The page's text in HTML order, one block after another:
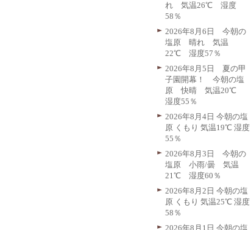
れ 気温26℃ 湿度
58％
2026年8月6日 今朝の
塩原 晴れ 気温
22℃ 湿度57％
2026年8月5日 夏の甲
子園開幕！ 今朝の塩
原 快晴 気温20℃
湿度55％
2026年8月4日 今朝の塩
原 くもり 気温19℃ 湿度
55％
2026年8月3日 今朝の
塩原 小雨/曇 気温
21℃ 湿度60％
2026年8月2日 今朝の塩
原 くもり 気温25℃ 湿度
58％
2026年8月1日 今朝の塩